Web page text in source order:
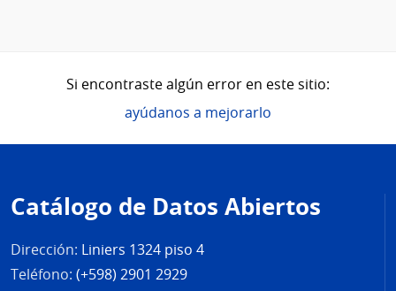
Si encontraste algún error en este sitio:
ayúdanos a mejorarlo
de
página
Catálogo de Datos Abiertos
Dirección: Liniers 1324 piso 4
Teléfono: (+598) 2901 2929